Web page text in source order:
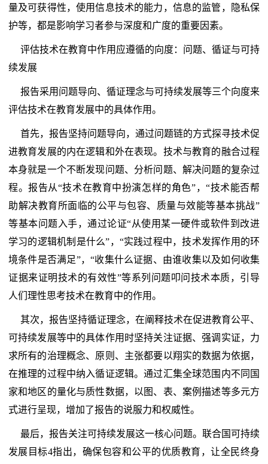
量及可获得性，使用信息技术的能力，信息的监管，隐私保
护等，都是影响学习者参与深度和广度的重要因素。
评估技术在教育中作用应遵循的向度：问题、循证与可持
续发展
报告采用问题导向、循证理念与可持续发展等三个向度来
评估技术在教育发展中的具体作用。
首先，报告坚持问题导向，通过问题链的方式探寻技术促
进教育发展的内在逻辑和外在表现。技术与教育的融合过程
本身就是一个不断发现问题、分析问题、解决问题的复杂过
程。报告从“技术在教育中扮演怎样的角色”，“技术能否帮
助解决教育所面临的公平与包容、质量与效能等基本挑战”
等基本问题入手，通过论证“从使用某一硬件或软件到改进
学习的逻辑机制是什么”，“实践过程中，技术发挥作用的环
境条件是否满足”，“收集什么证据、由谁收集以及如何收集
证据来证明技术的有效性”等系列问题叩问技术本质，引导
人们理性思考技术在教育中的作用。
其次，报告坚持循证理念，在阐释技术在促进教育公平、
可持续发展等中的具体作用时坚持关注证据、强调实证，力
求所有的治理概念、原则、主张都要以翔实的数据为依据，
在推理的过程中纳入循证逻辑。通过汇集全球范围内不同国
家和地区的量化与质性数据，以图、表、案例描述等多元方
式进行呈现，增加了报告的说服力和权威性。
最后，报告关注可持续发展这一核心问题。联合国可持续
发展目标4指出，确保包容和公平的优质教育，让全民终身